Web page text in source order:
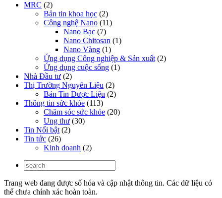
MRC (2)
Bản tin khoa học (2)
Công nghệ Nano (11)
Nano Bạc (7)
Nano Chitosan (1)
Nano Vàng (1)
Ứng dụng Công nghiệp & Sản xuất (2)
Ứng dụng cuộc sống (1)
Nhà Đầu tư (2)
Thị Trường Nguyên Liệu (2)
Bản Tin Dược Liệu (2)
Thông tin sức khỏe (113)
Chăm sóc sức khỏe (20)
Ung thư (30)
Tin Nổi bật (2)
Tin tức (26)
Kinh doanh (2)
Trang web đang được số hóa và cập nhật thông tin. Các dữ liệu có
thể chưa chính xác hoàn toàn.